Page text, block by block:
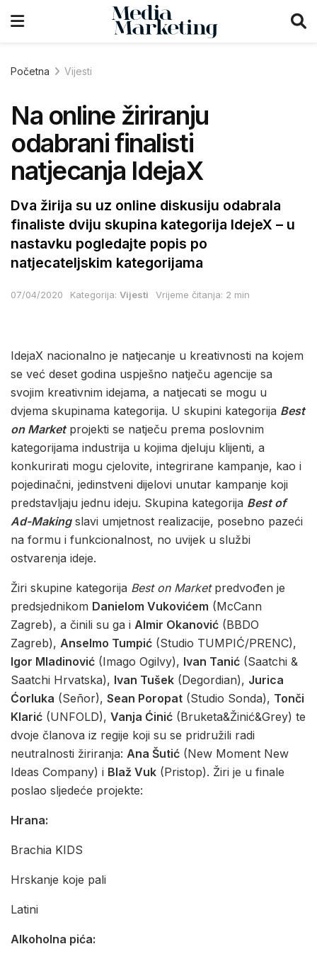
Početna Vijesti
Na online žiriranju
odabrani finalisti
natjecanja IdejaX
Dva žirija su uz online diskusiju odabrala
finaliste dviju skupina kategorija IdejeX – u
nastavku pogledajte popis po
natjecateljskim kategorijama
07/04/2020 Kategorija: Vijesti Vrijeme čitanja: 2 min
IdejaX nacionalno je natjecanje u kreativnosti na kojem
se već deset godina uspješno natječu agencije sa
svojim kreativnim idejama, a natjecati se mogu u
dvjema skupinama kategorija. U skupini kategorija Best
on Marketprojekti se natječu prema poslovnim
kategorijama industrija u kojima djeluju klijenti, a
konkurirati mogu cjelovite, integrirane kampanje, kao i
pojedinačni, jedinstveni dijelovi unutar kampanje koji
predstavljaju jednu ideju. Skupina kategorija Best of
Ad-Makingslavi umjetnost realizacije, posebno pazeći
na formu i funkcionalnost, no uvijek u službi
ostvarenja ideje.
Žiri skupine kategorija Best on Marketpredvođen je
predsjednikom Danielom Vukovićem (McCann
Zagreb), a činili su ga i Almir Okanović (BBDO
Zagreb), Anselmo Tumpić (Studio TUMPIĆ/PRENC),
Igor Mladinović (Imago Ogilvy), Ivan Tanić (Saatchi &
Saatchi Hrvatska), Ivan Tušek (Degordian), Jurica
Ćorluka (Señor), Sean Poropat (Studio Sonda), Tonči
Klarić (UNFOLD), Vanja Ćinić (Bruketa&Žinić&Grey) te
dvoje članova iz regije koji su se pridružili radi
neutralnosti žiriranja: Ana Šutić (New Moment New
Ideas Company) i Blaž Vuk (Pristop). Žiri je u finale
poslao sljedeće projekte:
Hrana:
Brachia KIDS
Hrskanje koje pali
Latini
Alkoholna pića: